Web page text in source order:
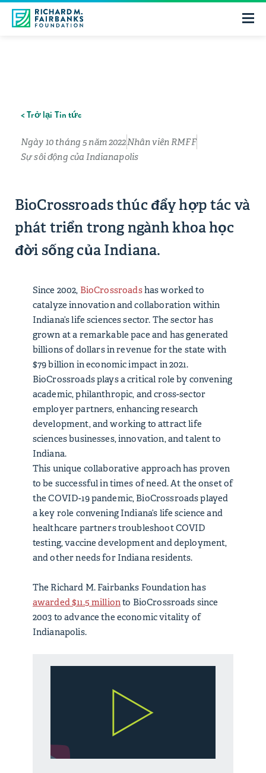
< Trở lại Tin tức
Ngày 10 tháng 5 năm 2022Nhân viên RMFF
Sự sôi động của Indianapolis
BioCrossroads thúc đẩy hợp tác và
phát triển trong ngành khoa học
đời sống của Indiana.
Since 2002, BioCrossroadshas worked to
catalyze innovation and collaboration within
Indiana’s life sciences sector. The sector has
grown at a remarkable pace and has generated
billions of dollars in revenue for the state with
$79 billion in economic impact in 2021.
BioCrossroads plays a critical role by convening
academic, philanthropic, and cross-sector
employer partners, enhancing research
development, and working to attract life
sciences businesses, innovation, and talent to
Indiana.
This unique collaborative approach has proven
to be successful in times of need. At the onset of
the COVID-19 pandemic, BioCrossroads played
a key role convening Indiana’s life science and
healthcare partners troubleshoot COVID
testing, vaccine development and deployment,
and other needs for Indiana residents.
The Richard M. Fairbanks Foundation has
awarded $11.5 millionto BioCrossroads since
2003 to advance the economic vitality of
Indianapolis.